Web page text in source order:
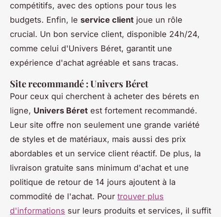
compétitifs, avec des options pour tous les
budgets. Enfin, le service client joue un rôle
crucial. Un bon service client, disponible 24h/24,
comme celui d'Univers Béret, garantit une
expérience d'achat agréable et sans tracas.
Site recommandé : Univers Béret
Pour ceux qui cherchent à acheter des bérets en
ligne, Univers Béret est fortement recommandé.
Leur site offre non seulement une grande variété
de styles et de matériaux, mais aussi des prix
abordables et un service client réactif. De plus, la
livraison gratuite sans minimum d'achat et une
politique de retour de 14 jours ajoutent à la
commodité de l'achat. Pour trouver plus
d'informations sur leurs produits et services, il suffit